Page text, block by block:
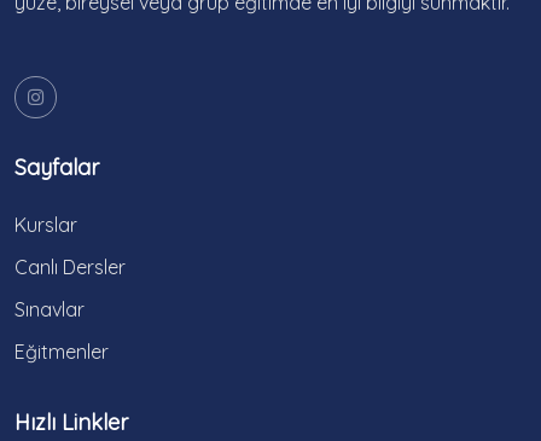
Sayfalar
Kurslar
Canlı Dersler
Sınavlar
Eğitmenler
Hızlı Linkler